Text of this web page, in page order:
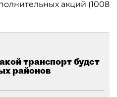
акций (1008
транспорт будет
районов